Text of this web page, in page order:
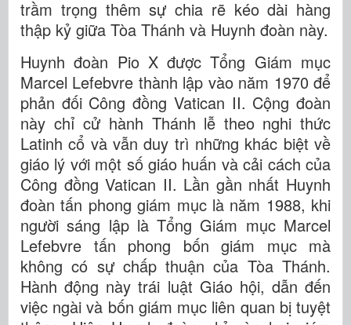
trầm trọng thêm sự chia rẽ kéo dài hàng
thập kỷ giữa Tòa Thánh và Huynh đoàn này.
Huynh đoàn Pio X được Tổng Giám mục
Marcel Lefebvre thành lập vào năm 1970 để
phản đối Công đồng Vatican II. Cộng đoàn
này chỉ cử hành Thánh lễ theo nghi thức
Latinh cổ và vẫn duy trì những khác biệt về
giáo lý với một số giáo huấn và cải cách của
Công đồng Vatican II. Lần gần nhất Huynh
đoàn tấn phong giám mục là năm 1988, khi
người sáng lập là Tổng Giám mục Marcel
Lefebvre tấn phong bốn giám mục mà
không có sự chấp thuận của Tòa Thánh.
Hành động này trái luật Giáo hội, dẫn đến
việc ngài và bốn giám mục liên quan bị tuyệt